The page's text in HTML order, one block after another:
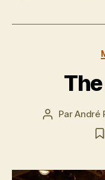
Auteur
ParAndré